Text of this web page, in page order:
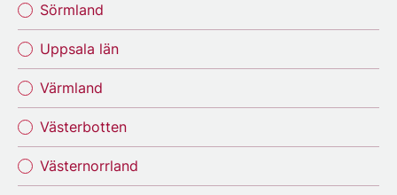
Sörmland
Uppsala län
Värmland
Västerbotten
Västernorrland